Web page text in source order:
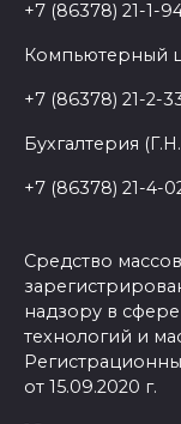
+7 (86378) 21-1-
Компьютерный
+7 (86378) 21-2-
Бухгалтерия
+7 (86378) 21-4-
Средство
надзору в
технологий и
от 15.09.2020 г.